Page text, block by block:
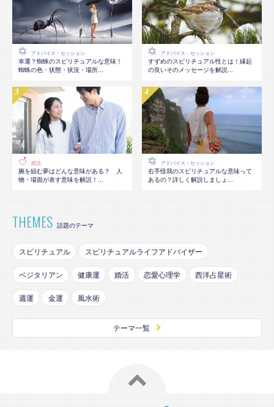
アドバイス・セッション
幸運？蜘蛛のスピリチュアルな意味！
蜘蛛の色・状態・状況・場所...
アドバイス・セッション
すずめのスピリチュアル性とは！縁起
の良いそのメッセージを解説...
婚活
腕を組む夢はどんな意味がある？ 人
物・場面が表す意味を解説！...
アドバイス・セッション
右手怪我のスピリチュアルな意味って
あるの？詳しく解説しましょ...
THEMES 話題のテーマ
スピリチュアル スピリチュアルライフアドバイザー
ベジタリアン 健康運 婚活 恋愛心理学 西洋占星術
週運 金運 風水術
テーマ一覧